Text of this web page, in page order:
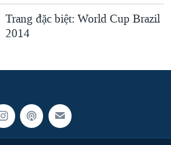
Trang đặc biệt: World Cup Brazil
2014